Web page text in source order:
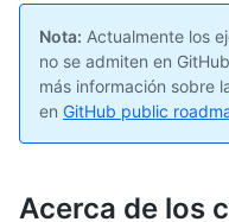
Nota: Actualmente los
no se admiten en
más información sobre
en GitHub public
Acerca de los